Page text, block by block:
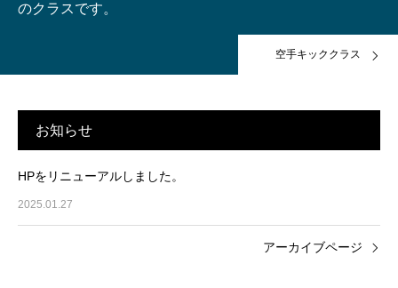
のクラスです。
空手キッククラス
お知らせ
HPをリニューアルしました。
2025.01.27
アーカイブページ